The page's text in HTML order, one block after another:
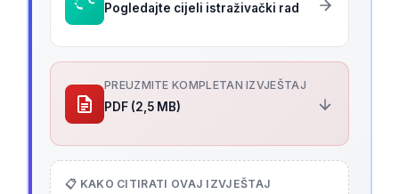
Pogledajte cijeli istraživački rad
PREUZMITE KOMPLETAN IZVJEŠTAJ
PDF (2,5 MB)
📋 KAKO CITIRATI OVAJ IZVJEŠTAJ